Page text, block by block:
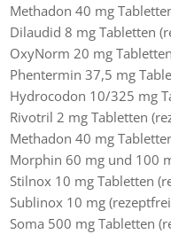
Methadon 40 mg
Dilaudid 8 mg Tabletten
OxyNorm 20 mg
Phentermin 37,5 mg
Hydrocodon 10/325 mg
Rivotril 2 mg Tabletten
Methadon 40 mg
Morphin 60 mg und 100
Stilnox 10 mg Tabletten
Sublinox 10 mg
Soma 500 mg Tabletten